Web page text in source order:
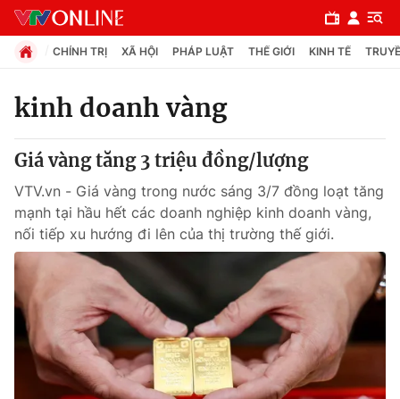
Chuyên mục
Xã hội
Pháp luật
Y tế
Thế giới
CHÍNH TRỊ XÃ HỘI PHÁP LUẬT THẾ GIỚI KINH TẾ
kinh doanh vàng
Giá vàng tăng 3 triệu đồng/lượng
VTV.vn - Giá vàng trong nước sáng 3/7 đồng loạt tăng
mạnh tại hầu hết các doanh nghiệp kinh doanh vàng,
nối tiếp xu hướng đi lên của thị trường thế giới.